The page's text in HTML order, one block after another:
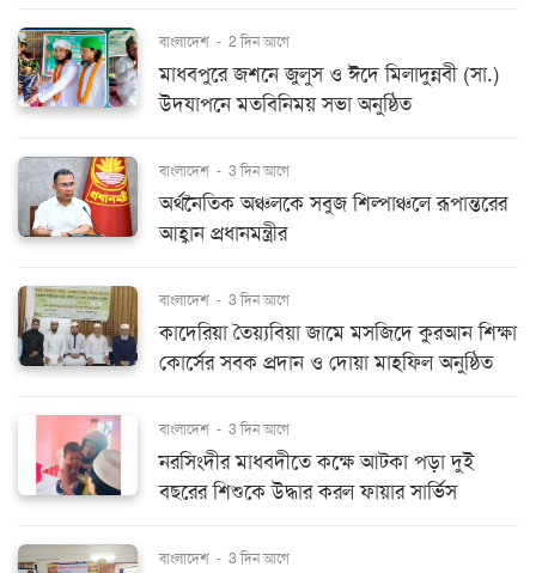
বাংলাদেশ - 2 দিন আগে
মাধবপুরে জশনে জুলুস ও ঈদে মিলাদুন্নবী (সা.)
উদযাপনে মতবিনিময় সভা অনুষ্ঠিত
বাংলাদেশ - 3 দিন আগে
অর্থনৈতিক অঞ্চলকে সবুজ শিল্পাঞ্চলে রূপান্তরের
আহ্বান প্রধানমন্ত্রীর
বাংলাদেশ - 3 দিন আগে
কাদেরিয়া তৈয়্যবিয়া জামে মসজিদে কুরআন শিক্ষা
কোর্সের সবক প্রদান ও দোয়া মাহফিল অনুষ্ঠিত
বাংলাদেশ - 3 দিন আগে
নরসিংদীর মাধবদীতে কক্ষে আটকা পড়া দুই
বছরের শিশুকে উদ্ধার করল ফায়ার সার্ভিস
বাংলাদেশ - 3 দিন আগে